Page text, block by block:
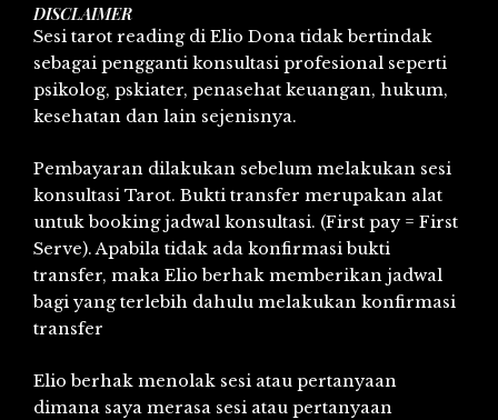
DISCLAIMER
Sesi tarot reading di Elio Dona tidak bertindak
sebagai pengganti konsultasi profesional seperti
psikolog, pskiater, penasehat keuangan, hukum,
kesehatan dan lain sejenisnya.
Pembayaran dilakukan sebelum melakukan sesi
konsultasi Tarot. Bukti transfer merupakan alat
untuk booking jadwal konsultasi. (First pay = First
Serve). Apabila tidak ada konfirmasi bukti
transfer, maka Elio berhak memberikan jadwal
bagi yang terlebih dahulu melakukan konfirmasi
transfer
Elio berhak menolak sesi atau pertanyaan
dimana saya merasa sesi atau pertanyaan